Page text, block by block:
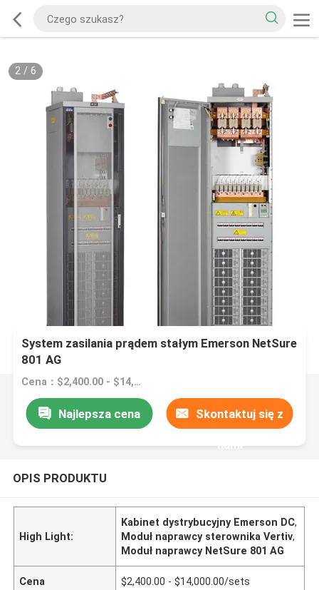
2/ 6
System zasilania prądem stałym Emerson NetSure
801 AG
Cena：$2,400.00 - $14,000.00/sets
Najlepsza cena Skontaktuj się z
nami
OPIS PRODUKTU
High Light:
Kabinet dystrybucyjny Emerson DC,
Moduł naprawcy sterownika Vertiv,
Moduł naprawcy NetSure 801 AG
Cena $2,400.00 - $14,000.00/sets